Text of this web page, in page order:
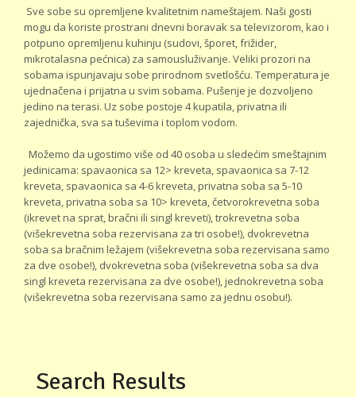
Sve sobe su opremljene kvalitetnim nameštajem. Naši gosti
mogu da koriste prostrani dnevni boravak sa televizorom, kao i
potpuno opremljenu kuhinju (sudovi, šporet, frižider,
mikrotalasna pećnica) za samousluživanje. Veliki prozori na
sobama ispunjavaju sobe prirodnom svetlošću. Temperatura je
ujednačena i prijatna u svim sobama. Pušenje je dozvoljeno
jedino na terasi. Uz sobe postoje 4 kupatila, privatna ili
zajednička, sva sa tuševima i toplom vodom.
Možemo da ugostimo više od 40 osoba u sledećim smeštajnim
jedinicama: spavaonica sa 12> kreveta, spavaonica sa 7-12
kreveta, spavaonica sa 4-6 kreveta, privatna soba sa 5-10
kreveta, privatna soba sa 10> kreveta, četvorokrevetna soba
(ikrevet na sprat, bračni ili singl kreveti), trokrevetna soba
(višekrevetna soba rezervisana za tri osobe!), dvokrevetna
soba sa bračnim ležajem (višekrevetna soba rezervisana samo
za dve osobe!), dvokrevetna soba (višekrevetna soba sa dva
singl kreveta rezervisana za dve osobe!), jednokrevetna soba
(višekrevetna soba rezervisana samo za jednu osobu!).
Search Results